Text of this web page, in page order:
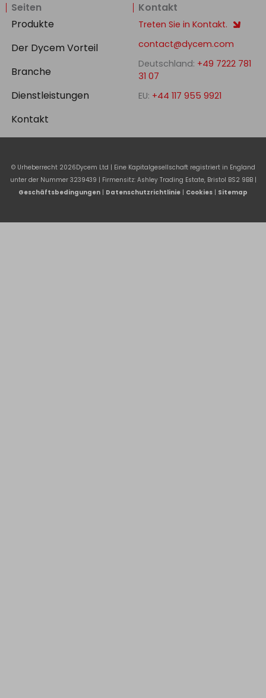
k
e
d
i
n
o
o
s
r
e
g
r
Seiten
Produkte
Der Dycem Vorteil
Branche
Dienstleistungen
Kontakt
Kontakt
Treten Sie in Kontakt.
contact@dycem.com
Deutschland: +49 7222 781
31 07
EU: +44 117 955 9921
© Urheberrecht 2026Dycem Ltd | Eine Kapitalgesellschaft registriert in England
unter der Nummer 3239439 | Firmensitz: Ashley Trading Estate, Bristol BS2 9BB |
Geschäftsbedingungen | Datenschutzrichtlinie | Cookies | Sitemap